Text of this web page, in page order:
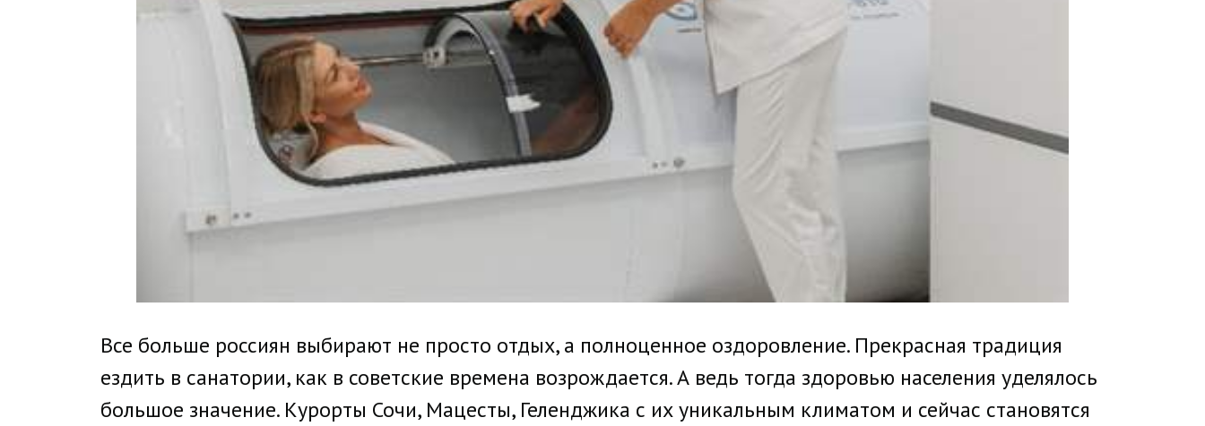
Все больше россиян выбирают не просто отдых, а полноценное оздоровление. Прекрасная традиция
ездить в санатории, как в советские времена возрождается. А ведь тогда здоровью населения уделялось
большое значение. Курорты Сочи, Мацесты, Геленджика с их уникальным климатом и сейчас становятся